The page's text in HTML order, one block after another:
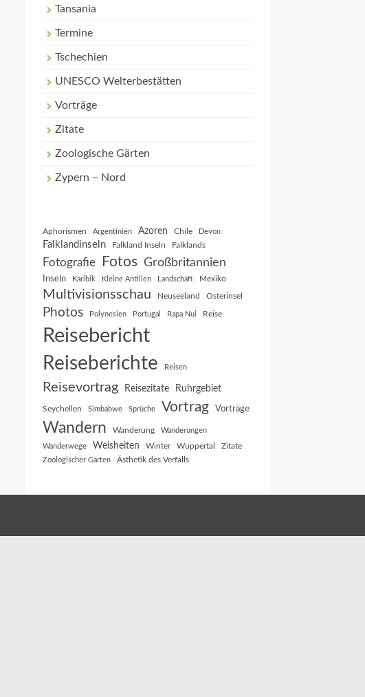
Tansania
Termine
Tschechien
UNESCO Welterbestätten
Vorträge
Zitate
Zoologische Gärten
Zypern – Nord
Aphorismen Argentinien Azoren Chile Devon
Falklandinseln Falkland Inseln Falklands
Fotografie Fotos Großbritannien
Inseln Karibik Kleine Antillen Landschaft Mexiko
Multivisionsschau Neuseeland Osterinsel
Photos Polynesien Portugal Rapa Nui Reise
Reisebericht
Reiseberichte Reisen
Reisevortrag Reisezitate Ruhrgebiet
Seychellen Simbabwe Sprüche Vortrag Vorträge
Wandern Wanderung Wanderungen
Wanderwege Weisheiten Winter Wuppertal Zitate
Zoologischer Garten Ästhetik des Verfalls